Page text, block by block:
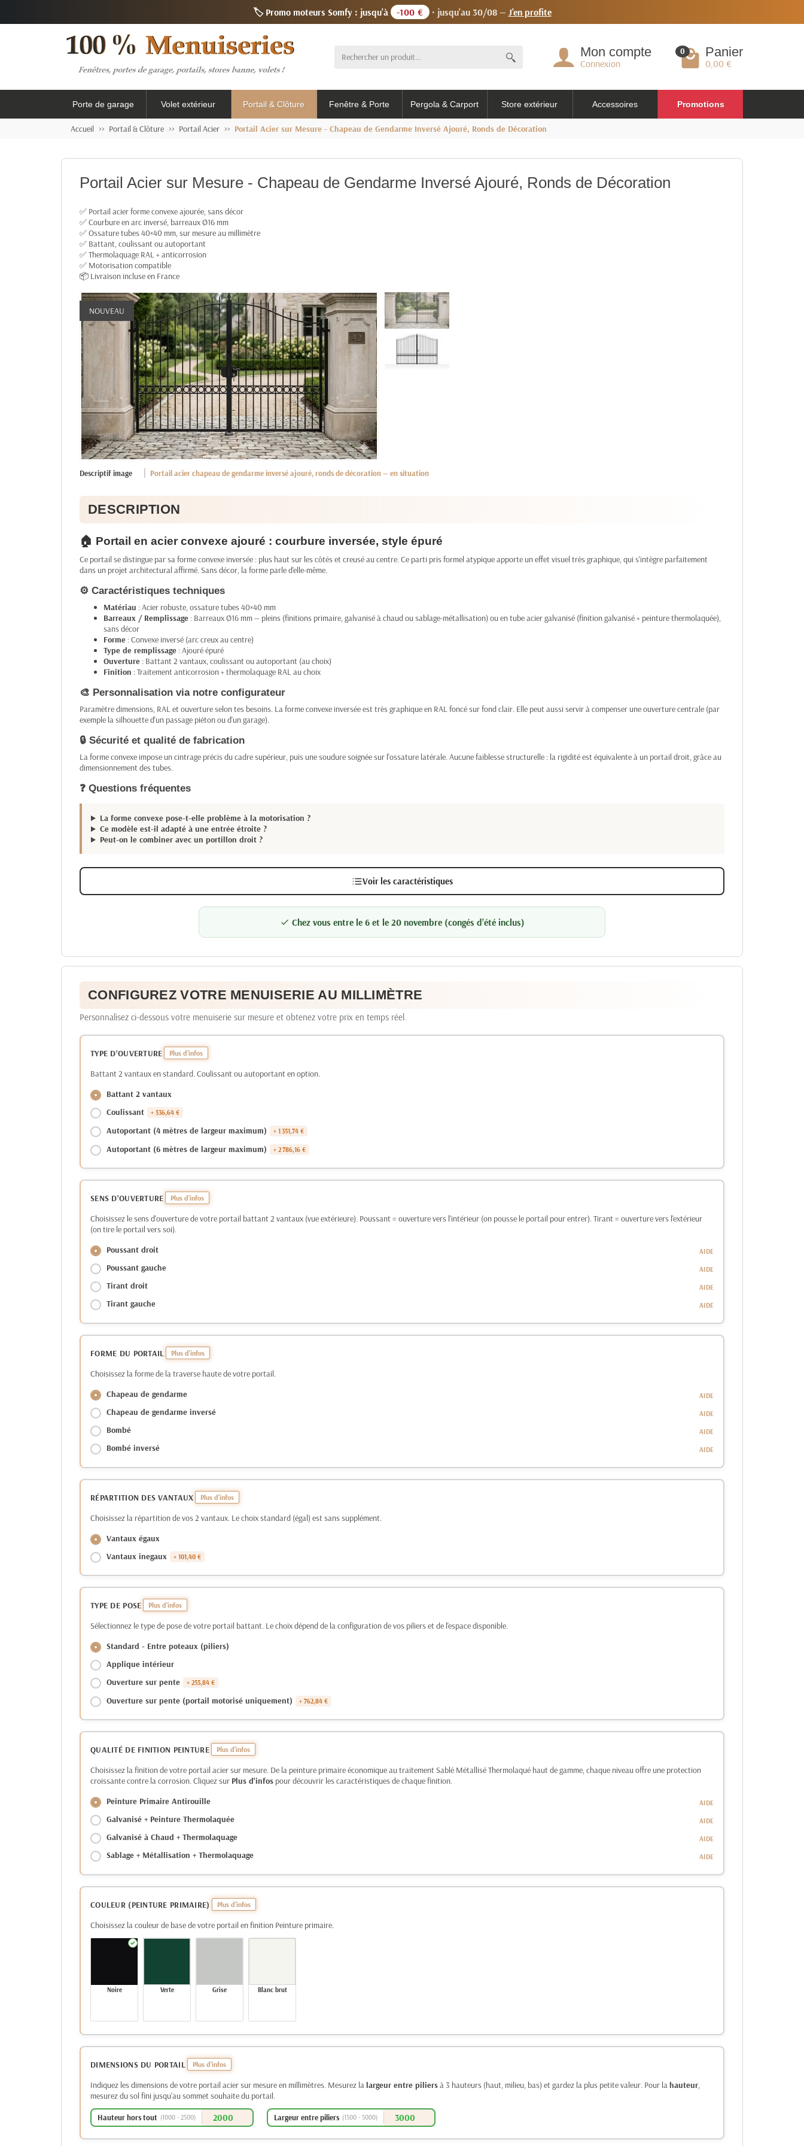
🏷️ Promo moteurs Somfy : jusqu'à -100 € · jusqu'au 30/08 — J'en profite
Mon compte
Connexion
0 Panier
0,00 €
Porte de garage Volet extérieur Portail & Clôture Fenêtre & Porte Pergola & Carport Store extérieur Accessoires Promotions
Accueil Portail & Clôture Portail Acier Portail Acier sur Mesure - Chapeau de Gendarme Inversé Ajouré, Ronds de Décoration
Portail Acier sur Mesure - Chapeau de Gendarme Inversé Ajouré, Ronds de Décoration
✅ Portail acier forme convexe ajourée, sans décor
✅ Courbure en arc inversé, barreaux Ø16 mm
✅ Ossature tubes 40×40 mm, sur mesure au millimètre
✅ Battant, coulissant ou autoportant
✅ Thermolaquage RAL + anticorrosion
✅ Motorisation compatible
📦 Livraison incluse en France
NOUVEAU
Descriptif image Portail acier chapeau de gendarme inversé ajouré, ronds de décoration — en situation
DESCRIPTION
🏠 Portail en acier convexe ajouré : courbure inversée, style épuré
Ce portail se distingue par sa forme convexe inversée : plus haut sur les côtés et creusé au centre. Ce parti pris formel atypique apporte un effet visuel très graphique, qui s'intègre parfaitement
dans un projet architectural affirmé. Sans décor, la forme parle d'elle-même.
⚙️ Caractéristiques techniques
Matériau : Acier robuste, ossature tubes 40×40 mm
Barreaux / Remplissage : Barreaux Ø16 mm — pleins (finitions primaire, galvanisé à chaud ou sablage-métallisation) ou en tube acier galvanisé (finition galvanisé + peinture thermolaquée),
sans décor
Forme : Convexe inversé (arc creux au centre)
Type de remplissage : Ajouré épuré
Ouverture : Battant 2 vantaux, coulissant ou autoportant (au choix)
Finition : Traitement anticorrosion + thermolaquage RAL au choix
🎨 Personnalisation via notre configurateur
Paramètre dimensions, RAL et ouverture selon tes besoins. La forme convexe inversée est très graphique en RAL foncé sur fond clair. Elle peut aussi servir à compenser une ouverture centrale (par
exemple la silhouette d'un passage piéton ou d'un garage).
🔒 Sécurité et qualité de fabrication
La forme convexe impose un cintrage précis du cadre supérieur, puis une soudure soignée sur l'ossature latérale. Aucune faiblesse structurelle : la rigidité est équivalente à un portail droit, grâce au
dimensionnement des tubes.
❓ Questions fréquentes
La forme convexe pose-t-elle problème à la motorisation ?
Ce modèle est-il adapté à une entrée étroite ?
Peut-on le combiner avec un portillon droit ?
Voir les caractéristiques
 Chez vous entre le 6 et le 20 novembre (congés d’été inclus)
CONFIGUREZ VOTRE MENUISERIE AU MILLIMÈTRE
Personnalisez ci-dessous votre menuiserie sur mesure et obtenez votre prix en temps réel.
TYPE D'OUVERTURE
Battant 2 vantaux en standard. Coulissant ou autoportant en option.
Battant 2 vantaux
Coulissant
+ 536,64 €
Autoportant (4 mètres de largeur maximum) + 1 351,74 €
Autoportant (6 mètres de largeur maximum) + 2 786,16 €
SENS D'OUVERTURE
Choisissez le sens d'ouverture de votre portail battant 2 vantaux (vue extérieure). Poussant = ouverture vers l'intérieur (on pousse le portail pour entrer). Tirant = ouverture vers l'extérieur
(on tire le portail vers soi).
Poussant droit
Poussant gauche
Tirant droit
Tirant gauche
FORME DU PORTAIL
Choisissez la forme de la traverse haute de votre portail.
Chapeau de gendarme
Chapeau de gendarme inversé
Bombé
Bombé inversé
RÉPARTITION DES VANTAUX
Choisissez la répartition de vos 2 vantaux. Le choix standard (égal) est sans supplément.
Vantaux égaux
Vantaux inegaux
+ 101,40 €
TYPE DE POSE
Sélectionnez le type de pose de votre portail battant. Le choix dépend de la configuration de vos piliers et de l'espace disponible.
Standard - Entre poteaux (piliers)
Applique intérieur
Ouverture sur pente
+ 255,84 €
Ouverture sur pente (portail motorisé uniquement) + 762,84 €
QUALITÉ DE FINITION PEINTURE
Choisissez la finition de votre portail acier sur mesure. De la peinture primaire économique au traitement Sablé Métallisé Thermolaqué haut de gamme, chaque niveau offre une protection
croissante contre la corrosion. Cliquez sur Plus d'infos pour découvrir les caractéristiques de chaque finition.
Peinture Primaire Antirouille
Galvanisé + Peinture Thermolaquée
Galvanisé à Chaud + Thermolaquage
Sablage + Métallisation + Thermolaquage
COULEUR (PEINTURE PRIMAIRE)
Choisissez la couleur de base de votre portail en finition Peinture primaire.
Noire Verte Grise Blanc brut
DIMENSIONS DU PORTAIL
Indiquez les dimensions de votre portail acier sur mesure en millimètres. Mesurez lalargeur entre piliersà 3 hauteurs (haut, milieu, bas) et gardez la plus petite valeur. Pour lahauteur,
mesurez du sol fini jusqu'au sommet souhaite du portail.
Hauteur hors tout (1000 - 2500) Largeur entre piliers (1500 - 5000)